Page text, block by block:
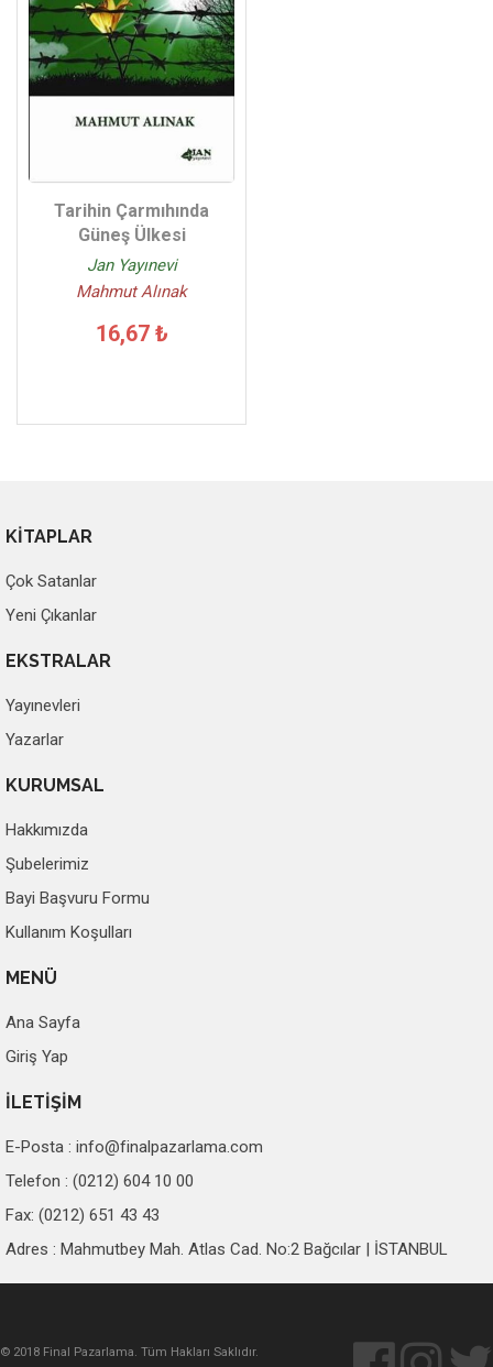
Tarihin Çarmıhında
Güneş Ülkesi
Jan Yayınevi
Mahmut Alınak
16,67 ₺
KİTAPLAR
Çok Satanlar
Yeni Çıkanlar
EKSTRALAR
Yayınevleri
Yazarlar
KURUMSAL
Hakkımızda
Şubelerimiz
Bayi Başvuru Formu
Kullanım Koşulları
MENÜ
Ana Sayfa
Giriş Yap
İLETİŞİM
E-Posta : info@finalpazarlama.com
Telefon : (0212) 604 10 00
Fax: (0212) 651 43 43
Adres : Mahmutbey Mah. Atlas Cad. No:2 Bağcılar | İSTANBUL
© 2018 Final Pazarlama. Tüm Hakları Saklıdır.